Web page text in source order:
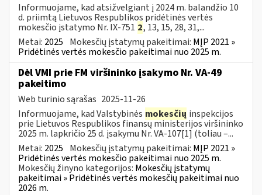
Informuojame, kad atsižvelgiant į 2024 m. balandžio 10
d. priimtą Lietuvos Respublikos pridėtinės vertės
mokesčio įstatymo Nr. IX-751 2, 13, 15, 28, 31,...
Metai: 2025 Mokesčių įstatymų pakeitimai: MĮP 2021 »
Pridėtinės vertės mokesčio pakeitimai nuo 2025 m.
Dėl VMI prie FM viršininko įsakymo Nr. VA-49
pakeitimo
Web turinio sąrašas 2025-11-26
Informuojame, kad Valstybinės mokesčių inspekcijos
prie Lietuvos Respublikos finansų ministerijos viršininko
2025 m. lapkričio 25 d. įsakymu Nr. VA-107[1] (toliau –...
Metai: 2025 Mokesčių įstatymų pakeitimai: MĮP 2021 »
Pridėtinės vertės mokesčio pakeitimai nuo 2025 m.
Mokesčių žinyno kategorijos: Mokesčių įstatymų
pakeitimai » Pridėtinės vertės mokesčių pakeitimai nuo
2026 m.